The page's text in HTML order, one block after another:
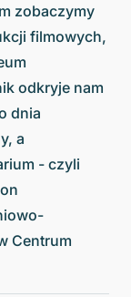
zobaczymy
filmowych,
odkryje nam
dnia
a
- czyli
Centrum